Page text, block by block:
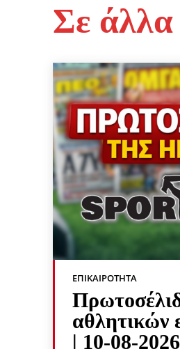
Σε άλλα
ΕΠΙΚΑΙΡΌΤΗΤΑ
αθλητικών
| 10-08-2026